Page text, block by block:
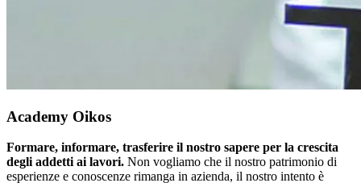
Academy Oikos
Formare, informare, trasferire il nostro sapere per la crescita
degli addetti ai lavori. Non vogliamo che il nostro patrimonio di
esperienze e conoscenze rimanga in azienda, il nostro intento è